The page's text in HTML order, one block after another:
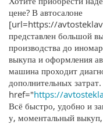
цене? В автосалоне
[url=https://
представлен большой
производства до
выкупа и оформления
машина проходит
дополнительных
href="https://
Всё быстро, удобно и
у, моментальный